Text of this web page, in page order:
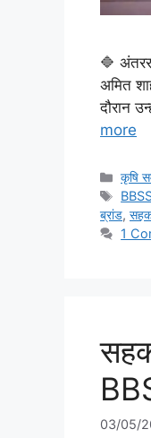
🔷
अमित
दौरान
more
कृषि
ब्रांड,
1
03/05/